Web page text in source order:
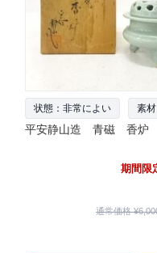
状態：非常によい 素
平安静山造 青磁 香炉
期間限
通常価格